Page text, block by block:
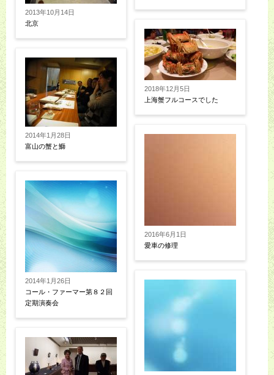
2013年10月14日
北京
2014年1月28日
富山の蟹と鰤
2014年1月26日
コール・ファーマー第８２回
定期演奏会
2018年12月5日
上海蟹フルコースでした
2016年6月1日
愛車の修理